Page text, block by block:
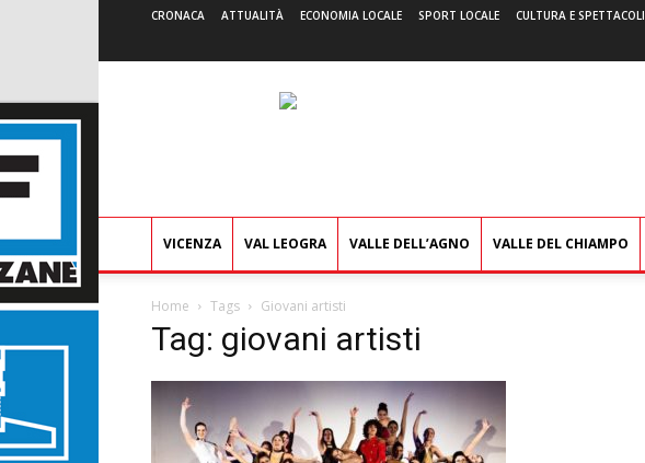
CRONACA ATTUALITÀ ECONOMIA LOCALE SPORT LOCALE CULTURA E SPETTACOLI
VICENZA VAL LEOGRA VALLE DELL’AGNO VALLE DEL CHIAMPO
Home Tags Giovani artisti
Tag: giovani artisti